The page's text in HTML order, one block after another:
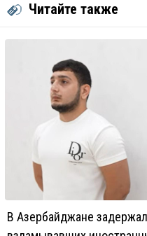
Читайте также
В Азербайджане